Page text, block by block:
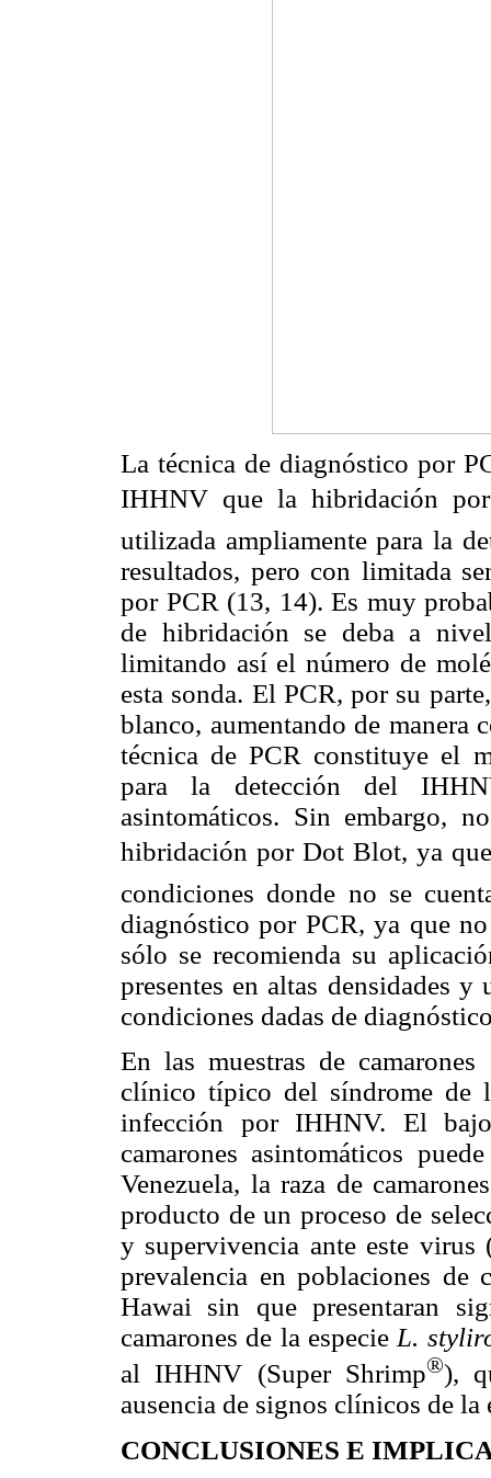
La técnica de diagnóstico por
IHHNV que la hibridación por
utilizada ampliamente para la
resultados, pero con limitada
por PCR (13, 14). Es muy
de hibridación se deba a
limitando así el número de
esta sonda. El PCR, por su
blanco, aumentando de
técnica de PCR constituye el
para la detección del
asintomáticos. Sin embargo,
hibridación por Dot Blot, ya
condiciones donde no se
diagnóstico por PCR, ya que
sólo se recomienda su
presentes en altas densidades
condiciones dadas de
En las muestras de
clínico típico del síndrome de
infección por IHHNV. El
camarones asintomáticos
Venezuela, la raza de
producto de un proceso de
y supervivencia ante este virus
prevalencia en poblaciones de
Hawai sin que presentaran
camarones de la especie L.
al IHHNV (Super Shrimp®),
ausencia de signos clínicos de la
CONCLUSIONES E